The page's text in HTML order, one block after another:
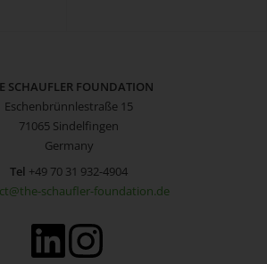
SCHAUFLER FOUNDATION
Eschenbrünnlestraße 15
71065 Sindelfingen
Germany
Tel +49 70 31 932-4904
schaufler-foundation.de